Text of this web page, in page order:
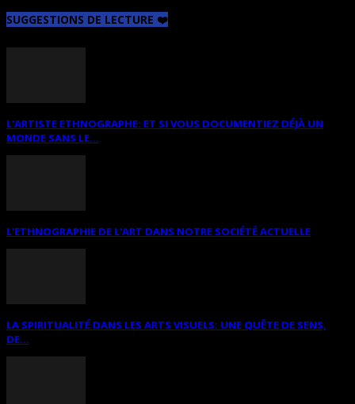
SUGGESTIONS DE LECTURE ❤️
L’ARTISTE ETHNOGRAPHE: ET SI VOUS DOCUMENTIEZ DÉJÀ UN
MONDE SANS LE...
L’ETHNOGRAPHIE DE L’ART DANS NOTRE SOCIÉTÉ ACTUELLE
LA SPIRITUALITÉ DANS LES ARTS VISUELS: UNE QUÊTE DE SENS,
DE...